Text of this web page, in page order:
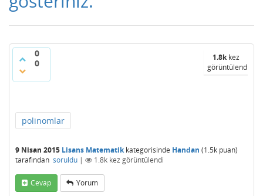
0
0
1.8kkez
görüntülendi
polinomlar
9 Nisan 2015 Lisans Matematikkategorisinde Handan (1.5k puan)
tarafından soruldu | 1.8k kez görüntülendi
Cevap Yorum